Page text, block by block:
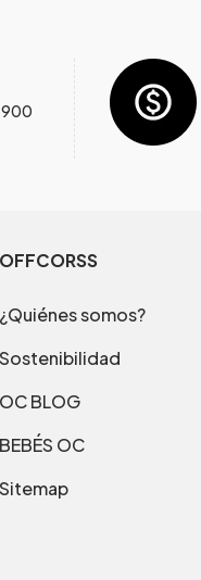
OFFCORSS
¿Quiénes somos?
Sostenibilidad
OC BLOG
BEBÉS OC
Sitemap